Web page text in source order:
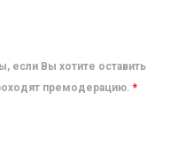
если Вы хотите оставить
премодерацию. *